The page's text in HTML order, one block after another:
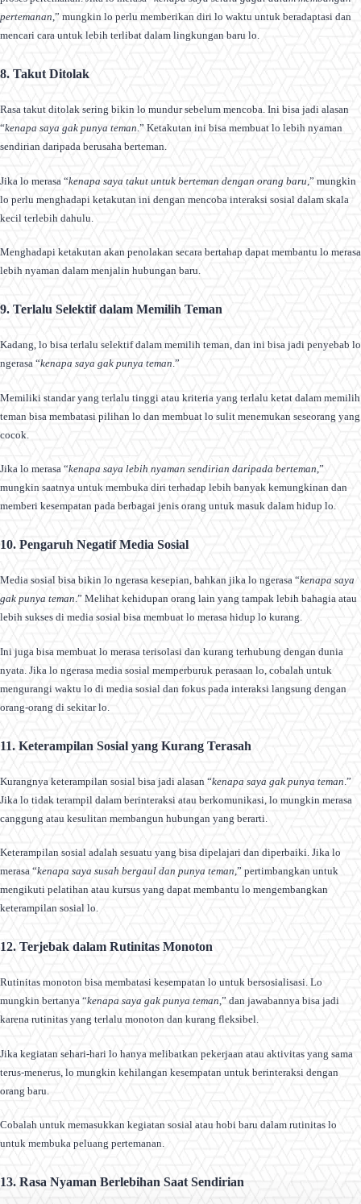
pertemanan,” mungkin lo perlu memberikan diri lo waktu untuk beradaptasi dan
mencari cara untuk lebih terlibat dalam lingkungan baru lo.
8. Takut Ditolak
Rasa takut ditolak sering bikin lo mundur sebelum mencoba. Ini bisa jadi alasan
“kenapa saya gak punya teman.” Ketakutan ini bisa membuat lo lebih nyaman
sendirian daripada berusaha berteman.
Jika lo merasa “kenapa saya takut untuk berteman dengan orang baru ,” mungkin
lo perlu menghadapi ketakutan ini dengan mencoba interaksi sosial dalam skala
kecil terlebih dahulu.
Menghadapi ketakutan akan penolakan secara bertahap dapat membantu lo merasa
lebih nyaman dalam menjalin hubungan baru.
9. Terlalu Selektif dalam Memilih Teman
Kadang, lo bisa terlalu selektif dalam memilih teman, dan ini bisa jadi penyebab lo
ngerasa “kenapa saya gak punya teman.”
Memiliki standar yang terlalu tinggi atau kriteria yang terlalu ketat dalam memilih
teman bisa membatasi pilihan lo dan membuat lo sulit menemukan seseorang yang
cocok.
Jika lo merasa “kenapa saya lebih nyaman sendirian daripada berteman,”
mungkin saatnya untuk membuka diri terhadap lebih banyak kemungkinan dan
memberi kesempatan pada berbagai jenis orang untuk masuk dalam hidup lo.
10. Pengaruh Negatif Media Sosial
Media sosial bisa bikin lo ngerasa kesepian, bahkan jika lo ngerasa “kenapa saya
gak punya teman.” Melihat kehidupan orang lain yang tampak lebih bahagia atau
lebih sukses di media sosial bisa membuat lo merasa hidup lo kurang.
Ini juga bisa membuat lo merasa terisolasi dan kurang terhubung dengan dunia
nyata. Jika lo ngerasa media sosial memperburuk perasaan lo, cobalah untuk
mengurangi waktu lo di media sosial dan fokus pada interaksi langsung dengan
orang-orang di sekitar lo.
11. Keterampilan Sosial yang Kurang Terasah
Kurangnya keterampilan sosial bisa jadi alasan “kenapa saya gak punya teman .”
Jika lo tidak terampil dalam berinteraksi atau berkomunikasi, lo mungkin merasa
canggung atau kesulitan membangun hubungan yang berarti.
Keterampilan sosial adalah sesuatu yang bisa dipelajari dan diperbaiki. Jika lo
merasa “kenapa saya susah bergaul dan punya teman,” pertimbangkan untuk
mengikuti pelatihan atau kursus yang dapat membantu lo mengembangkan
keterampilan sosial lo.
12. Terjebak dalam Rutinitas Monoton
Rutinitas monoton bisa membatasi kesempatan lo untuk bersosialisasi. Lo
mungkin bertanya “kenapa saya gak punya teman,” dan jawabannya bisa jadi
karena rutinitas yang terlalu monoton dan kurang fleksibel.
Jika kegiatan sehari-hari lo hanya melibatkan pekerjaan atau aktivitas yang sama
terus-menerus, lo mungkin kehilangan kesempatan untuk berinteraksi dengan
orang baru.
Cobalah untuk memasukkan kegiatan sosial atau hobi baru dalam rutinitas lo
untuk membuka peluang pertemanan.
13. Rasa Nyaman Berlebihan Saat Sendirian